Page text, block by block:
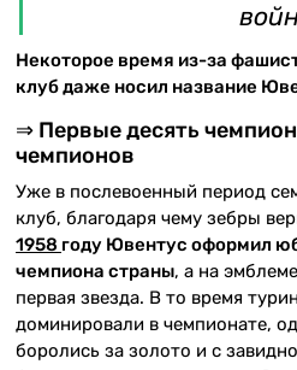
Некоторое время из-за
клуб даже носил название
⇒ Первые десять
чемпионов
Уже в послевоенный период
клуб, благодаря чему зебры
1958 году Ювентус оформил
чемпиона страны, а на
первая звезда. В то время
доминировали в чемпионате,
боролись за золото и с